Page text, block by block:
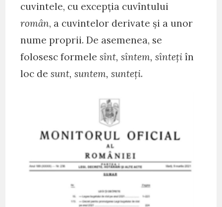
cuvintele, cu excepția cuvîntului
român, a cuvintelor derivate și a unor
nume proprii. De asemenea, se
folosesc formelesînt, sîntem, sînteți în
loc desunt, suntem, sunteți.